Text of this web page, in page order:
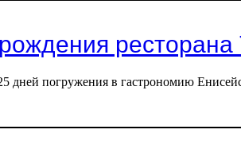
ресторана
дней погружения в гастрономию